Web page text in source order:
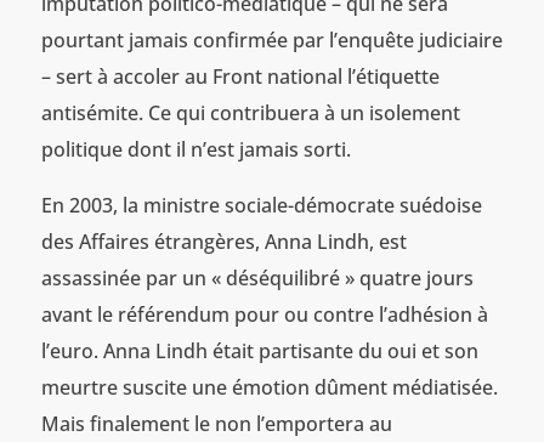
pourtant jamais confirmée par l’enquête judiciaire
– sert à accoler au Front national l’étiquette
antisémite. Ce qui contribuera à un isolement
politique dont il n’est jamais sorti.
En 2003, la ministre sociale-démocrate suédoise
des Affaires étrangères, Anna Lindh, est
assassinée par un « déséquilibré » quatre jours
avant le référendum pour ou contre l’adhésion à
l’euro. Anna Lindh était partisante du oui et son
meurtre suscite une émotion dûment médiatisée.
Mais finalement le non l’emportera au